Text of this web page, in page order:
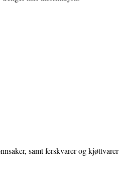
samt ferskvarer og kjøttvarer